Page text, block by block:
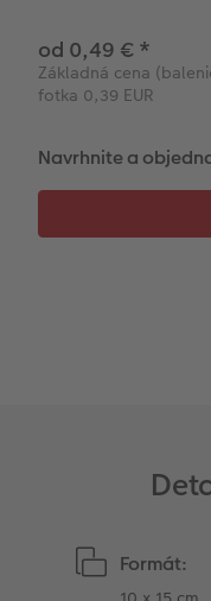
od 0,49 € *
Základná cena
fotka 0,39 EUR
Navrhnite a
Formát: